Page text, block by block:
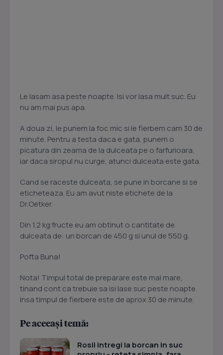
Le lasam asa peste noapte. Isi vor lasa mult suc. Eu
nu am mai pus apa.
A doua zi, le punem la foc mic si le fierbem cam 30 de
minute. Pentru a testa daca e gata, punem o
picatura din zeama de la dulceata pe o farfurioara,
iar daca siropul nu curge, atunci dulceata este gata.
Cand se raceste dulceata, se pune in borcane si se
eticheteaza. Eu am avut niste etichete de la
Dr.Oetker.
Din 1.2 kg fructe eu am obtinut o cantitate de
dulceata de: un borcan de 450 g si unul de 550 g.
Pofta Buna!
Nota! Timpul total de preparare este mai mare,
tinand cont ca trebuie sa isi lase suc peste noapte.
Insa timpul de fierbere este de aprox 30 de minute.
Pe aceeași temă:
Rosii intregi la borcan in suc